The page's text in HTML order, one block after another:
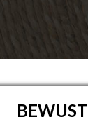
BEWUST